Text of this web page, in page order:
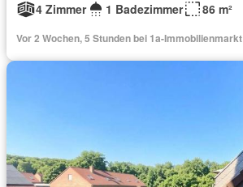
4 Zimmer
1 Badezimmer 86 m²
Vor 2 Wochen, 5 Stunden bei 1a-Immobilienmarkt